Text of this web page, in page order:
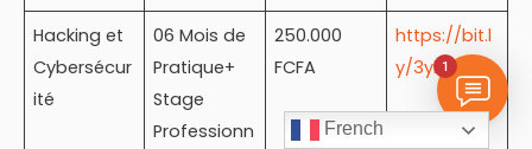
Hacking et
Cybersécur
ité
06 Mois de
Pratique+
Stage
Professionn
250.000
FCFA
https://bit.l
y/3ykXBpz
French
1